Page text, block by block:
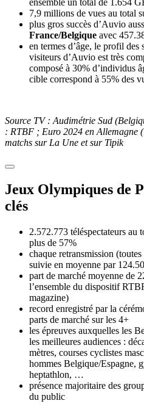
7,9 millions de vues au total
plus gros succès d’Auvio
France/Belgique avec
en termes d’âge, le profil
visiteurs d’Auvio est très
composé à 30% d’individus
cible correspond à 55% des
Source TV : Audimétrie Sud
: RTBF ; Euro 2024 en Allemagne
matchs sur La Une et sur Tipik
Jeux Olympiques de
clés
2.572.773 téléspectateurs
plus de 57%
chaque retransmission
suivie en moyenne par
part de marché moyenne de
l’ensemble du dispositif
magazine)
record enregistré par la
parts de marché sur les 4+
les épreuves auxquelles les
les meilleures audiences :
mètres, courses cyclistes
hommes Belgique/Espagne,
heptathlon, …
présence majoritaire des
du public